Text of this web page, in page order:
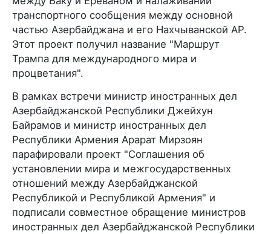
транспортного сообщения между основной
частью Азербайджана и его Нахчыванской АР.
Этот проект получил название "Маршрут
Трампа для международного мира и
процветания".
В рамках встречи министр иностранных дел
Азербайджанской Республики Джейхун
Байрамов и министр иностранных дел
Республики Армения Арарат Мирзоян
парафировали проект "Соглашения об
установлении мира и межгосударственных
отношений между Азербайджанской
Республикой и Республикой Армения" и
подписали совместное обращение министров
иностранных дел Азербайджанской Республики